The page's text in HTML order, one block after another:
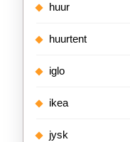
huur
huurtent
iglo
ikea
jysk